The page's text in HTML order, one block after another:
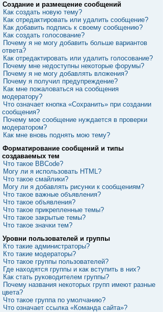
Создание и размещение сообщений
Как создать новую тему?
Как отредактировать или удалить сообщение?
Как добавить подпись к своему сообщению?
Как создать голосование?
Почему я не могу добавить больше вариантов
ответа?
Как отредактировать или удалить голосование?
Почему мне недоступны некоторые форумы?
Почему я не могу добавлять вложения?
Почему я получил предупреждение?
Как мне пожаловаться на сообщения
модератору?
Что означает кнопка «Сохранить» при создании
сообщения?
Почему мое сообщение нуждается в проверки
модератором?
Как мне вновь поднять мою тему?
Форматирование сообщений и типы
создаваемых тем
Что такое BBCode?
Могу ли я использовать HTML?
Что такое смайлики?
Могу ли я добавлять рисунки к сообщениям?
Что такое важные объявления?
Что такое объявления?
Что такое прикрепленные темы?
Что такое закрытые темы?
Что такое значки тем?
Уровни пользователей и группы
Кто такие администраторы?
Кто такие модераторы?
Что такое группы пользователей?
Где находятся группы и как вступить в них?
Как стать руководителем группы?
Почему названия некоторых групп имеют разные
цвета?
Что такое группа по умолчанию?
Что означает ссылка «Команда сайта»?